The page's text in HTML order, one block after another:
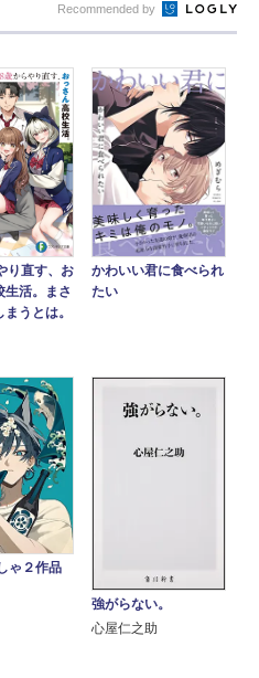
Recommended by
り直す、お
生活。まさ
うとは。
かわいい君に食べられ
たい
ゃ２作品
強がらない。
心屋仁之助